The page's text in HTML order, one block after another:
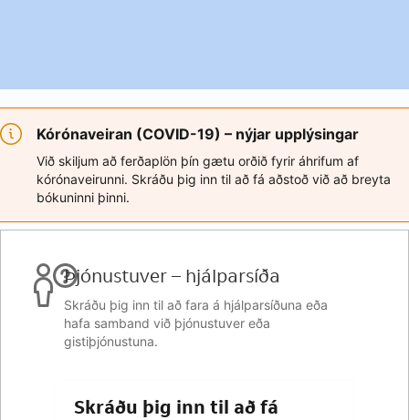
Kórónaveiran (COVID-19) – nýjar upplýsingar
Við skiljum að ferðaplön þín gætu orðið fyrir áhrifum af
kórónaveirunni. Skráðu þig inn til að fá aðstoð við að breyta
bókuninni þinni.
Þjónustuver – hjálparsíða
Skráðu þig inn til að fara á hjálparsíðuna eða
hafa samband við þjónustuver eða
gistiþjónustuna.
Skráðu þig inn til að fá